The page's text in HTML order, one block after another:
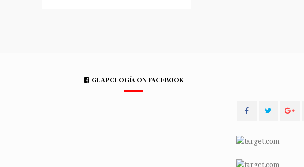
GUAPOLOGÍA ON FACEBOOK